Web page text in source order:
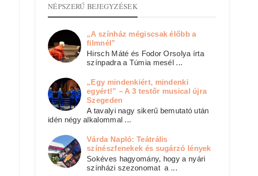
NÉPSZERŰ BEJEGYZÉSEK
„A színház mégiscsak élőbb a
filmnél”
Hirsch Máté és Fodor Orsolya írta
színpadra a Túmia mesél ...
„Egy mindenkiért, mindenki
egyért!” – A 3 testőr musical újra
Szegeden
A tavalyi nagy sikerű bemutató után
idén négy alkalommal ...
Várda Napló: Teátrális
színészfenekek és sugárzó lények
Sokéves hagyomány, hogy a nyári
színházi szezonomat a ...